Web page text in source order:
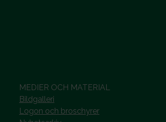
MEDIER OCH MATERIAL
Bildgalleri
Logon och broschyrer